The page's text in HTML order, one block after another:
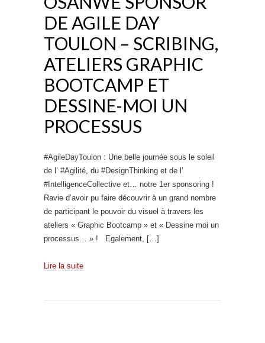
DE AGILE DAY
TOULON – SCRIBING,
ATELIERS GRAPHIC
BOOTCAMP ET
DESSINE-MOI UN
PROCESSUS
#AgileDayToulon : Une belle journée sous le soleil
de l’ #Agilité, du #DesignThinking et de l’
#IntelligenceCollective et… notre 1er sponsoring !
Ravie d’avoir pu faire découvrir à un grand nombre
de participant le pouvoir du visuel à travers les
ateliers « Graphic Bootcamp » et « Dessine moi un
processus… » ! Egalement, […]
Lire la suite